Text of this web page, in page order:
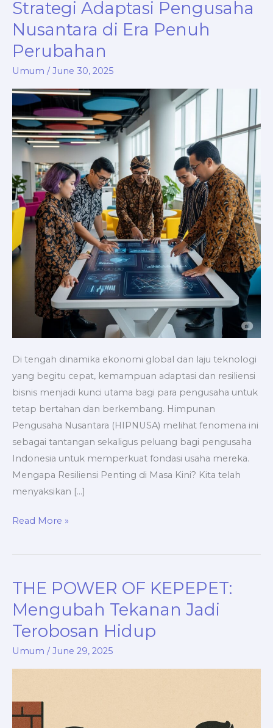
Strategi Adaptasi Pengusaha
Nusantara di Era Penuh
Perubahan
Umum /June 30, 2025
Di tengah dinamika ekonomi global dan laju teknologi
yang begitu cepat, kemampuan adaptasi dan resiliensi
bisnis menjadi kunci utama bagi para pengusaha untuk
tetap bertahan dan berkembang. Himpunan
Pengusaha Nusantara (HIPNUSA) melihat fenomena ini
sebagai tantangan sekaligus peluang bagi pengusaha
Indonesia untuk memperkuat fondasi usaha mereka.
Mengapa Resiliensi Penting di Masa Kini? Kita telah
menyaksikan […]
Bisnis:
Strategi
Adaptasi
Pengusaha
Era
Penuh
Perubahan
Read More »
THE POWER OF KEPEPET:
Mengubah Tekanan Jadi
Terobosan Hidup
Umum /June 29, 2025
THE
POWER
OF
KEPEPET:
Mengubah
Tekanan
Terobosan
Hidup